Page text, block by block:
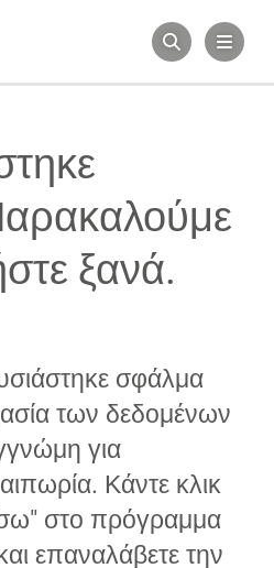
ξανά.
σφάλμα
των δεδομένων
για
Κάντε κλικ
στο πρόγραμμα
επαναλάβετε την